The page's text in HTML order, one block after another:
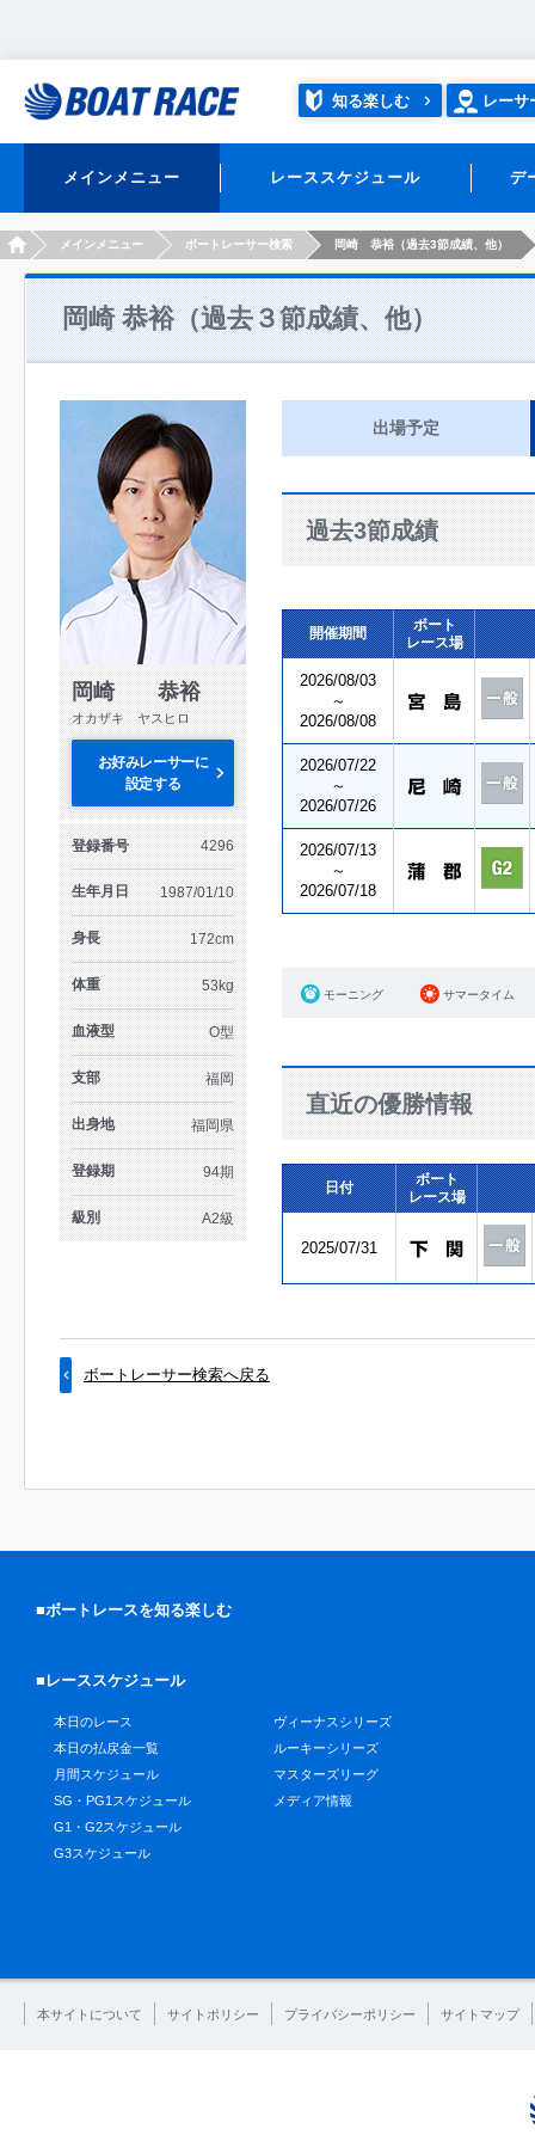
知る楽しむ レーサ
メインメニュー レーススケジュール デ
HOMEメインメニュー ボートレーサー検索 岡崎 恭裕（過去3節成績、他）
岡崎 恭裕（過去３節成績、他）
岡崎 恭裕
オカザキ ヤスヒロ
お好みレーサーに
設定する
登録番号 4296
生年月日 1987/01/10
身長 172cm
体重 53kg
血液型 O型
支部 福岡
出身地 福岡県
登録期 94期
級別 A2級
出場予定
過去3節成績
開催期間
ボート
レース場
2026/08/03
～
2026/08/08
2026/07/22
～
2026/07/26
2026/07/13
～
2026/07/18
モーニング サマータイム
直近の優勝情報
日付
ボート
レース場
2025/07/31
ボートレーサー検索へ戻る
■ボートレースを知る楽しむ
■レーススケジュール
本日のレース
本日の払戻金一覧
月間スケジュール
SG・PG1スケジュール
G1・G2スケジュール
G3スケジュール
ヴィーナスシリーズ
ルーキーシリーズ
マスターズリーグ
メディア情報
本サイトについて サイトポリシー プライバシーポリシー サイトマップ